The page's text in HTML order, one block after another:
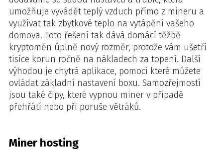
umožňuje vyvádět teplý vzduch přímo z mineru a
využívat tak zbytkové teplo na vytápění vašeho
domova. Toto řešení tak dává domácí těžbě
kryptoměn úplně nový rozměr, protože vám ušetří
tisíce korun ročně na nákladech za topení. Další
výhodou je chytrá aplikace, pomocí které můžete
ovládat základní nastavení boxu. Samozřejmostí
jsou také čipy, které vypnou miner v případě
přehřátí nebo při poruše větráků.
Miner hosting